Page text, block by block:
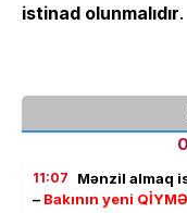
istinad olunmalıdır.
11:07
Mənzil almaq
– Bakının yeni